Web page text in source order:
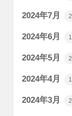
2024年7月 2
2024年6月 1
2024年5月 2
2024年4月 1
2024年3月 2